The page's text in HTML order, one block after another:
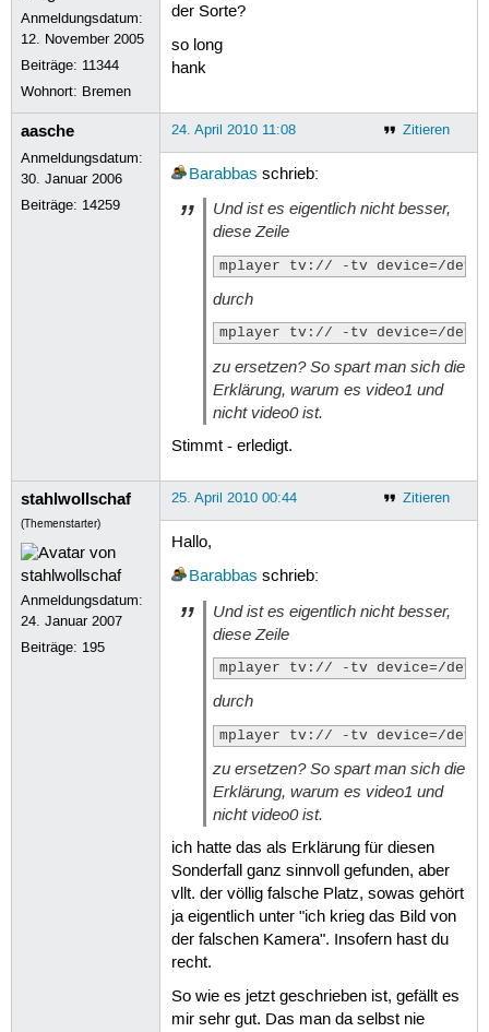
Anmeldungsdatum:
12. November 2005
Beiträge: 11344
Wohnort: Bremen
der Sorte?
so long
hank
aasche
Anmeldungsdatum:
30. Januar 2006
Beiträge: 14259
Zitieren
24. April 2010 11:08
Barabbas schrieb:
Und ist es eigentlich nicht besser,
diese Zeile
mplayer tv:// -tv device=/dev/
durch
mplayer tv:// -tv device=/dev/
zu ersetzen? So spart man sich die
Erklärung, warum es video1 und
nicht video0 ist.
Stimmt - erledigt.
stahlwollschaf
(Themenstarter)
Anmeldungsdatum:
24. Januar 2007
Beiträge: 195
Zitieren
25. April 2010 00:44
Hallo,
Barabbas schrieb:
Und ist es eigentlich nicht besser,
diese Zeile
mplayer tv:// -tv device=/dev/
durch
mplayer tv:// -tv device=/dev/
zu ersetzen? So spart man sich die
Erklärung, warum es video1 und
nicht video0 ist.
ich hatte das als Erklärung für diesen
Sonderfall ganz sinnvoll gefunden, aber
vllt. der völlig falsche Platz, sowas gehört
ja eigentlich unter "ich krieg das Bild von
der falschen Kamera". Insofern hast du
recht.
So wie es jetzt geschrieben ist, gefällt es
mir sehr gut. Das man da selbst nie